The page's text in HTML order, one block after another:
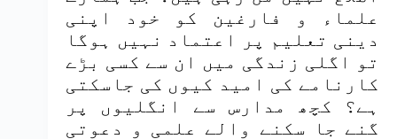
علماء و فارغین کو خود اپنی
دینی تعلیم پر اعتماد نہیں ہوگا
تو اگلی زندگی میں ان سے کسی بڑے
کارنامے کی امید کیوں کی جاسکتی
ہے؟ کچھ مدارس سے انگلیوں پر
گنے جا سکنے والے علمی و دعوتی